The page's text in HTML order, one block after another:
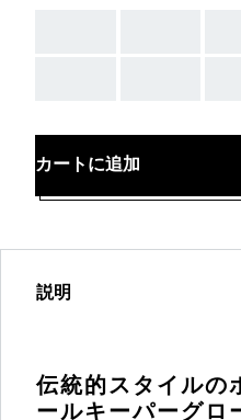
カートに追加
説明
伝統的スタイルの
ールキーパーグロ